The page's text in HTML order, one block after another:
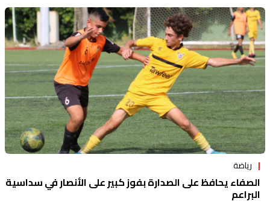
رياضة
الصفاء يحافظ على الصدارة بفوز كبير على الأنصار في سداسية
البراعم